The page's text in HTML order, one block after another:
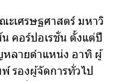
ะเศรษฐศาสตร์ มหาวิ
คอร์ปอเรชั่น ตั้งแต่ปี
หลายตำแหน่ง อาทิ ผู้
รองผู้จัดการทั่วไป